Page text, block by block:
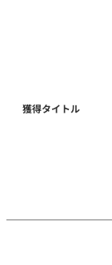
獲得タイトル